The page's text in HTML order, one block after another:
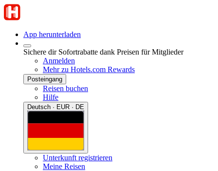
App herunterladen
Sichere dir Sofortrabatte dank Preisen für Mitglieder
Anmelden
Mehr zu Hotels.com Rewards
Posteingang
Reisen buchen
Hilfe
Deutsch · EUR · DE
Unterkunft registrieren
Meine Reisen